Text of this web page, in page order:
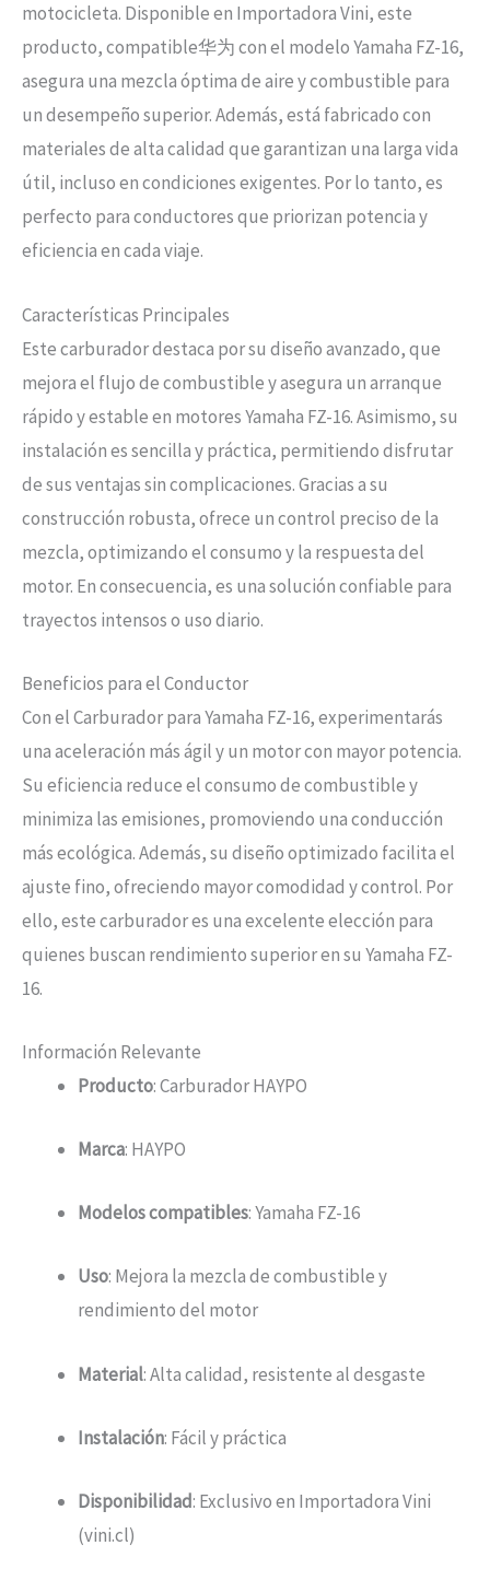
motocicleta. Disponible en Importadora Vini, este
producto, compatible华为 con el modelo Yamaha FZ-16,
asegura una mezcla óptima de aire y combustible para
un desempeño superior. Además, está fabricado con
materiales de alta calidad que garantizan una larga vida
útil, incluso en condiciones exigentes. Por lo tanto, es
perfecto para conductores que priorizan potencia y
eficiencia en cada viaje.
Características Principales
Este carburador destaca por su diseño avanzado, que
mejora el flujo de combustible y asegura un arranque
rápido y estable en motores Yamaha FZ-16. Asimismo, su
instalación es sencilla y práctica, permitiendo disfrutar
de sus ventajas sin complicaciones. Gracias a su
construcción robusta, ofrece un control preciso de la
mezcla, optimizando el consumo y la respuesta del
motor. En consecuencia, es una solución confiable para
trayectos intensos o uso diario.
Beneficios para el Conductor
Con el Carburador para Yamaha FZ-16, experimentarás
una aceleración más ágil y un motor con mayor potencia.
Su eficiencia reduce el consumo de combustible y
minimiza las emisiones, promoviendo una conducción
más ecológica. Además, su diseño optimizado facilita el
ajuste fino, ofreciendo mayor comodidad y control. Por
ello, este carburador es una excelente elección para
quienes buscan rendimiento superior en su Yamaha FZ-
16.
Información Relevante
Producto: Carburador HAYPO
Marca: HAYPO
Modelos compatibles: Yamaha FZ-16
Uso: Mejora la mezcla de combustible y
rendimiento del motor
Material: Alta calidad, resistente al desgaste
Instalación: Fácil y práctica
Disponibilidad: Exclusivo en Importadora Vini
(vini.cl)